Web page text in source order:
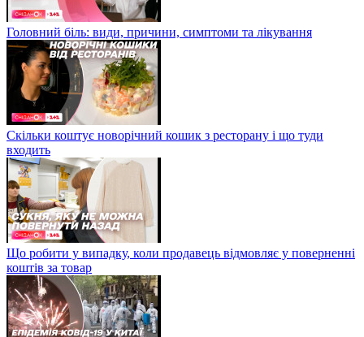
Головний біль: види, причини, симптоми та лікування
Скільки коштує новорічний кошик з ресторану і що туди
входить
Що робити у випадку, коли продавець відмовляє у поверненні
коштів за товар